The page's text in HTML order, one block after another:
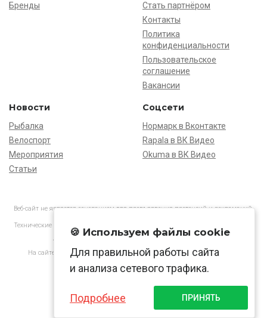
Бренды
Стать партнёром
Контакты
Политика
конфиденциальности
Пользовательское
соглашение
Вакансии
Новости
Рыбалка
Велоспорт
Мероприятия
Статьи
Соцсети
Нормарк в Вконтакте
Rapala в ВК Видео
Okuma в ВК Видео
Веб-сайт не является основанием для предъявления претензий и рекламаций,
Технические характеристики товаров могут отличаться от указанных на сайте.
АО «Нормарк» ИНН 7728172512 ОГРН 1037739603505
На сайте применяютсярекомендательные технологиив соответствии
🍪 Используем файлы cookie
Для правильной работы сайта
и анализа сетевого трафика.
Подробнее ПРИНЯТЬ